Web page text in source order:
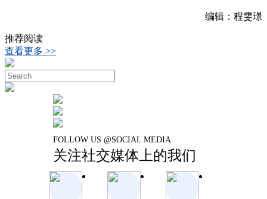
编辑：程雯璟
推荐阅读
查看更多 >>
FOLLOW US @SOCIAL MEDIA
关注社交媒体上的我们